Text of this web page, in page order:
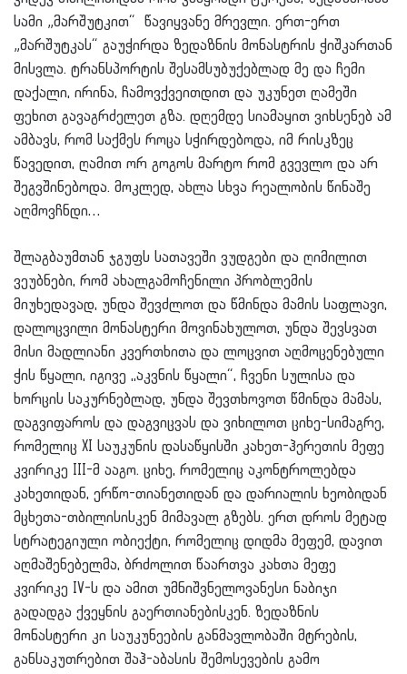
სამი „მარშუტკით“ წავიყვანე მრევლი. ერთ-ერთ
„მარშუტკას“ გაუჭირდა ზედაზნის მონასტრის ჭიშკართან
მისვლა. ტრანსპორტის შესამსუბუქებლად მე და ჩემი
დაქალი, ირინა, ჩამოვქვეითდით და უკუნეთ ღამეში
ფეხით გავაგრძელეთ გზა. დღემდე სიამაყით ვიხსენებ ამ
ამბავს, რომ საქმეს როცა სჭირდებოდა, იმ რისკზეც
წავედით, ღამით ორ გოგოს მარტო რომ გვევლო და არ
შეგვშინებოდა. მოკლედ, ახლა სხვა რეალობის წინაშე
აღმოვჩნდი…
შლაგბაუმთან ჯგუფს სათავეში ვუდგები და ღიმილით
ვეუბნები, რომ ახალგამოჩენილი პრობლემის
მიუხედავად, უნდა შევძლოთ და წმინდა მამის საფლავი,
დალოცვილი მონასტერი მოვინახულოთ, უნდა შევსვათ
მისი მადლიანი კვერთხითა და ლოცვით აღმოცენებული
ჭის წყალი, იგივე ,,აკვნის წყალი“, ჩვენი სულისა და
ხორცის საკურნებლად, უნდა შევთხოვოთ წმინდა მამას,
დაგვიფაროს და დაგვიცვას და ვიხილოთ ციხე-სიმაგრე,
რომელიც XI საუკუნის დასაწყისში კახეთ-ჰერეთის მეფე
კვირიკე III-მ ააგო. ციხე, რომელიც აკონტროლებდა
კახეთიდან, ერწო-თიანეთიდან და დარიალის ხეობიდან
მცხეთა-თბილისისკენ მიმავალ გზებს. ერთ დროს მეტად
სტრატეგიული ობიექტი, რომელიც დიდმა მეფემ, დავით
აღმაშენებელმა, ბრძოლით წაართვა კახთა მეფე
კვირიკე IV-ს და ამით უმნიშვნელოვანესი ნაბიჯი
გადადგა ქვეყნის გაერთიანებისკენ. ზედაზნის
მონასტერი კი საუკუნეების განმავლობაში მტრების,
განსაკუთრებით შაჰ-აბასის შემოსევების გამო